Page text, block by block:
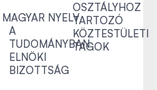
MAGYAR NYELV
A
TUDOMÁNYBAN
ELNÖKI
BIZOTTSÁG
OSZTÁLYHOZ
TARTOZÓ
KÖZTESTÜLETI
TAGOK